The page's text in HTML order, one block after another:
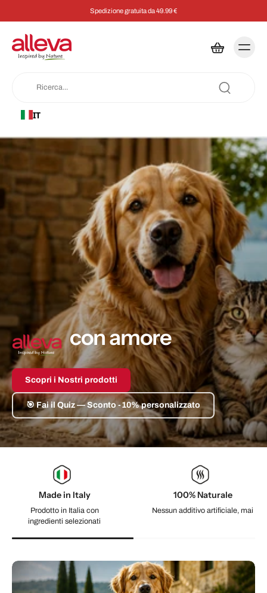
Risparmia il 5% su ogni ordine con un abbonamento
IT
con amore
Scopri i Nostri prodotti
🎯 Fai il Quiz — Sconto -10% personalizzato
Made in Italy
Prodotto in Italia con
ingredienti selezionati
100% Naturale
Nessun additivo artificiale, mai